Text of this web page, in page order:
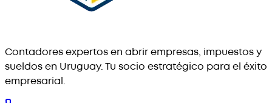
Contadores expertos en abrir empresas, impuestos y
sueldos en Uruguay. Tu socio estratégico para el éxito
empresarial.